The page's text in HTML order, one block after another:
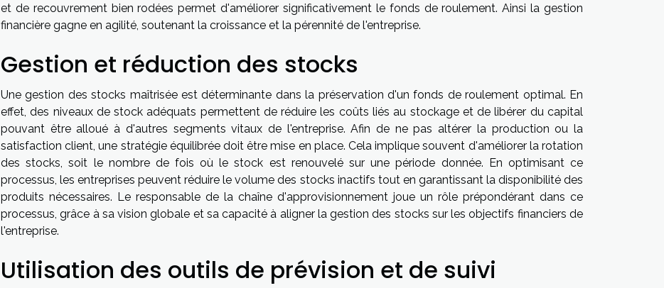
et de recouvrement bien rodées permet d'améliorer significativement le fonds de roulement. Ainsi la gestion
financière gagne en agilité, soutenant la croissance et la pérennité de l'entreprise.
Gestion et réduction des stocks
Une gestion des stocks maîtrisée est déterminante dans la préservation d'un fonds de roulement optimal. En
effet, des niveaux de stock adéquats permettent de réduire les coûts liés au stockage et de libérer du capital
pouvant être alloué à d'autres segments vitaux de l'entreprise. Afin de ne pas altérer la production ou la
satisfaction client, une stratégie équilibrée doit être mise en place. Cela implique souvent d'améliorer la rotation
des stocks, soit le nombre de fois où le stock est renouvelé sur une période donnée. En optimisant ce
processus, les entreprises peuvent réduire le volume des stocks inactifs tout en garantissant la disponibilité des
produits nécessaires. Le responsable de la chaîne d'approvisionnement joue un rôle prépondérant dans ce
processus, grâce à sa vision globale et sa capacité à aligner la gestion des stocks sur les objectifs financiers de
l'entreprise.
Utilisation des outils de prévision et de suivi